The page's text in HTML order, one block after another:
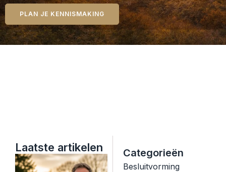
PLAN JE KENNISMAKING
Categorieën
Besluitvorming
Laatste artikelen